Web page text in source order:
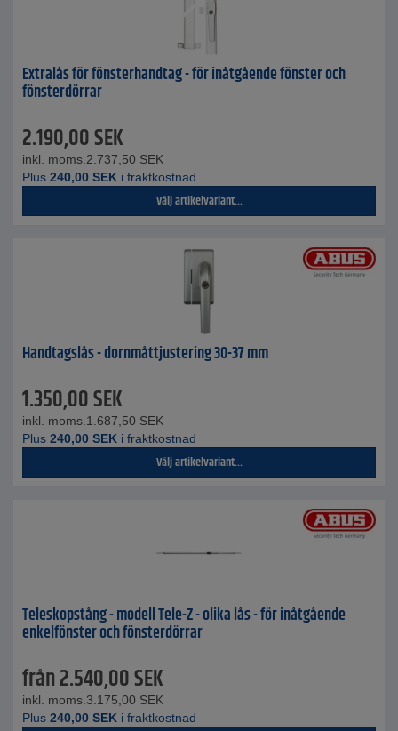
Extralås för fönsterhandtag - för inåtgående fönster och
fönsterdörrar
2.190,00SEK
inkl. moms. 2.737,50 SEK
Plus 240,00 SEK i fraktkostnad
Välj artikelvariant...
Handtagslås - dornmåttjustering 30-37 mm
1.350,00SEK
inkl. moms. 1.687,50 SEK
Plus 240,00 SEK i fraktkostnad
Välj artikelvariant...
Teleskopstång - modell Tele-Z - olika lås - för inåtgående
enkelfönster och fönsterdörrar
från2.540,00SEK
inkl. moms. 3.175,00 SEK
Plus 240,00 SEK i fraktkostnad